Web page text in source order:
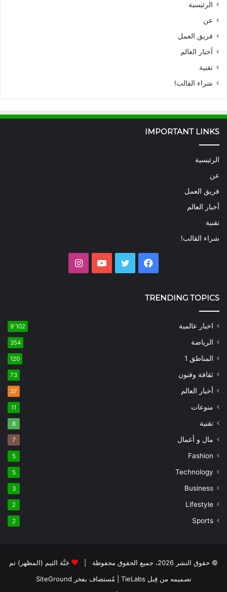
الرئيسية
عن
فريق العمل
أخبار العالم
تقنية
شراء القالب!
IMPORTANT LINKS
الرئيسية
عن
فريق العمل
أخبار العالم
تقنية
شراء القالب!
فيسبوك تويتر يوتيوب
TRENDING TOPICS
اخبار عالمية 9٬102
الرياضة 354
المناطق 1 120
ثقافة وفنون 73
أخبار العالم 37
منوعات 11
تقنية 8
مال و أعمال 7
Fashion
5
Technology
5
Business
3
Lifestyle
2
Sports
2
© حقوق النشر 2026، جميع الحقوق محفوظة |
جَنَّة الثيم (المظهر) تم
تصميمه من قِبل TieLabs
| مُستضاف بفخر SiteGround